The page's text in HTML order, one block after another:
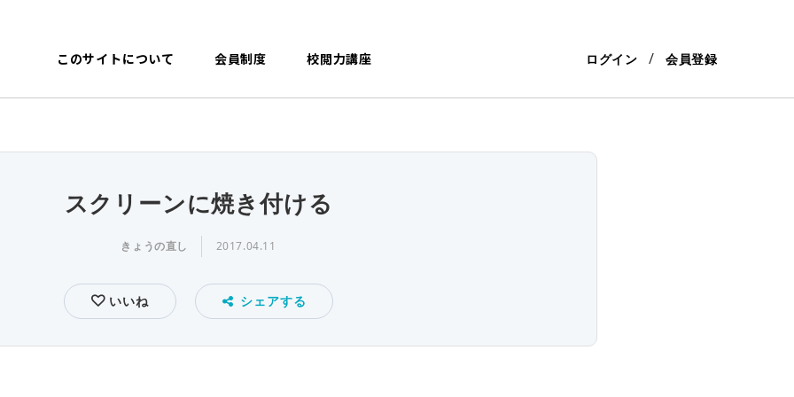
このサイトについて 会員制度 校閲力講座 ログイン 会員登録
スクリーンに焼き付ける
きょうの直し 2017.04.11
いいね シェアする